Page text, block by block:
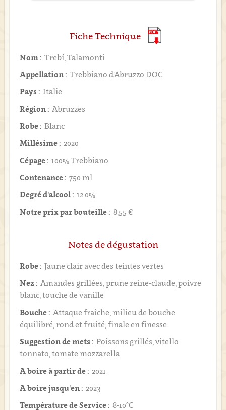
Fiche Technique
Nom : Trebí, Talamonti
Appellation : Trebbiano d'Abruzzo DOC
Pays : Italie
Région : Abruzzes
Robe : Blanc
Millésime : 2020
Cépage : 100% Trebbiano
Contenance : 750 ml
Degré d'alcool : 12.0%
Notre prix par bouteille : 8,55 €
Notes de dégustation
Robe : Jaune clair avec des teintes vertes
Nez : Amandes grillées, prune reine-claude, poivre
blanc, touche de vanille
Bouche : Attaque fraîche, milieu de bouche
équilibré, rond et fruité, finale en finesse
Suggestion de mets : Poissons grillés, vitello
tonnato, tomate mozzarella
A boire à partir de : 2021
A boire jusqu'en : 2023
Température de Service : 8-10°C